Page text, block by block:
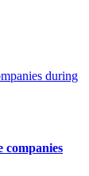
during
companies